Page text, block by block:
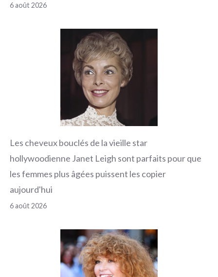
6 août 2026
Les cheveux bouclés de la vieille star
hollywoodienne Janet Leigh sont parfaits pour que
les femmes plus âgées puissent les copier
aujourd'hui
6 août 2026